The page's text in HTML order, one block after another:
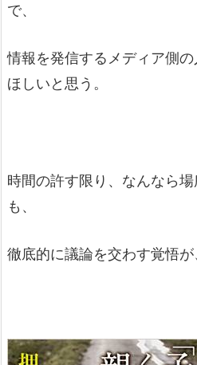
で、
情報を発信するメディア側
ほしいと思う。
時間の許す限り、なんなら
も、
徹底的に議論を交わす覚悟が